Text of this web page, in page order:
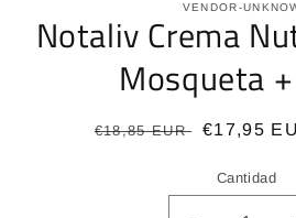
VENDOR-
Notaliv Crema
Mosqueta
Precio
€18,85 EUR
Precio
oferta
€17,95
Cantidad